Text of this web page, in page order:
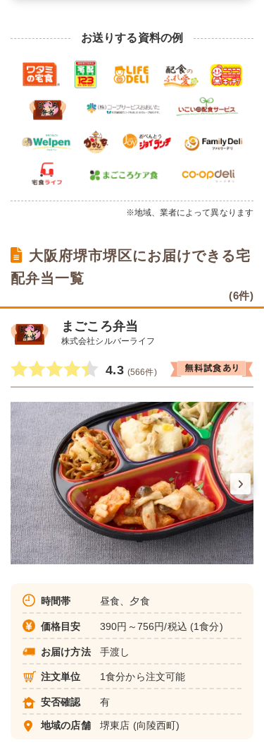
お送りする資料の例
※地域、業者によって異なります
大阪府堺市堺区にお届けできる宅
配弁当一覧
(6件)
まごころ弁当
株式会社シルバーライフ
4.3 (566件)
時間帯 昼食、夕食
価格目安 390円～756円/税込 (1食分)
お届け方法 手渡し
注文単位 1食分から注文可能
安否確認 有
地域の店舗 堺東店 (向陵西町)